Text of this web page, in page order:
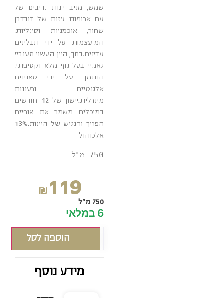
שמש, מניב יינות נדיבים של
עם ארומות עזות של דובדבן
שחור, אוכמניות וסיגליות,
המועצמות על ידי תבלינים
עדינים.בחך, היין העשוי מענביי
גאמיי בעל גוף מלא וקטיפתי,
הנתמך על ידי טאנינים
אלגנטיים ורעננות
מינרלית.יישון של 12 חודשים
במיכלים משמר את אופיים
הפריך והנגיש של היינות.13%
אלכוהול
₪119
750 מ"ל
6 במלאי
הוספה לסל
מידע נוסף